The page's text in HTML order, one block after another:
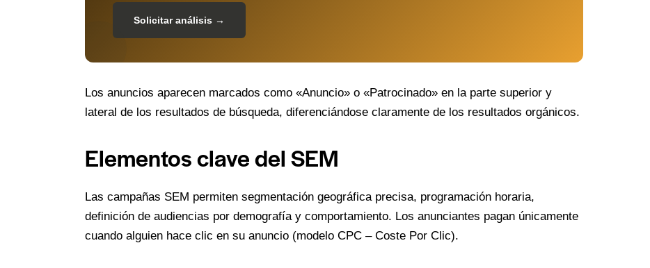
Solicitar análisis →
Los anuncios aparecen marcados como «Anuncio» o «Patrocinado» en la parte superior y
lateral de los resultados de búsqueda, diferenciándose claramente de los resultados orgánicos.
Elementos clave del SEM
Las campañas SEM permiten segmentación geográfica precisa, programación horaria,
definición de audiencias por demografía y comportamiento. Los anunciantes pagan únicamente
cuando alguien hace clic en su anuncio (modelo CPC – Coste Por Clic).